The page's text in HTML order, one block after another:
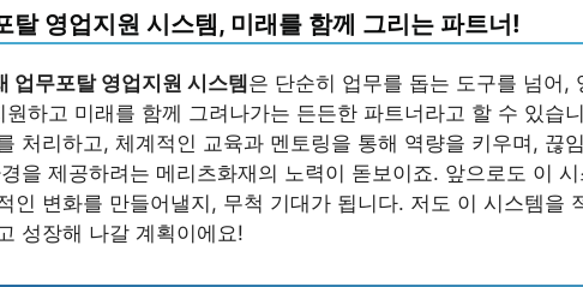
탈 영업지원 시스템, 미래를 함께 그리는 파트너!
업무포탈 영업지원 시스템은 단순히 업무를 돕는 도구를 넘어,
하고 미래를 함께 그려나가는 든든한 파트너라고 할 수 있습
처리하고, 체계적인 교육과 멘토링을 통해 역량을 키우며, 끊
을 제공하려는 메리츠화재의 노력이 돋보이죠. 앞으로도 이
인 변화를 만들어낼지, 무척 기대가 됩니다. 저도 이 시스템을
성장해 나갈 계획이에요!